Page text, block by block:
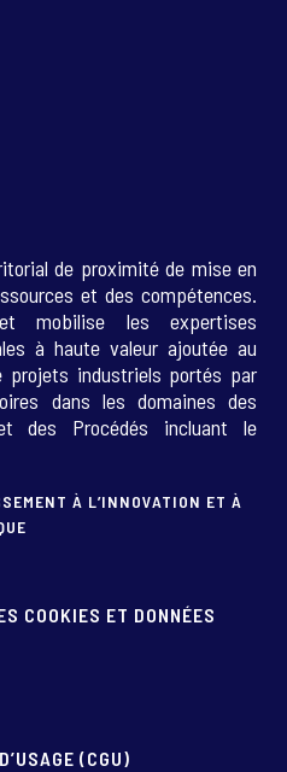
de proximité de mise en
et des compétences.
mobilise les expertises
à haute valeur ajoutée au
projets industriels portés par
dans les domaines des
des Procédés incluant le
À L’INNOVATION ET À
COOKIES ET DONNÉES
(CGU)